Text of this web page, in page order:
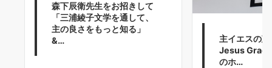
森下辰衛先生をお招きして
「三浦綾子文学を通して、
主の良さをもっと知る」
&…
主イエスの
Jesus
のホ…